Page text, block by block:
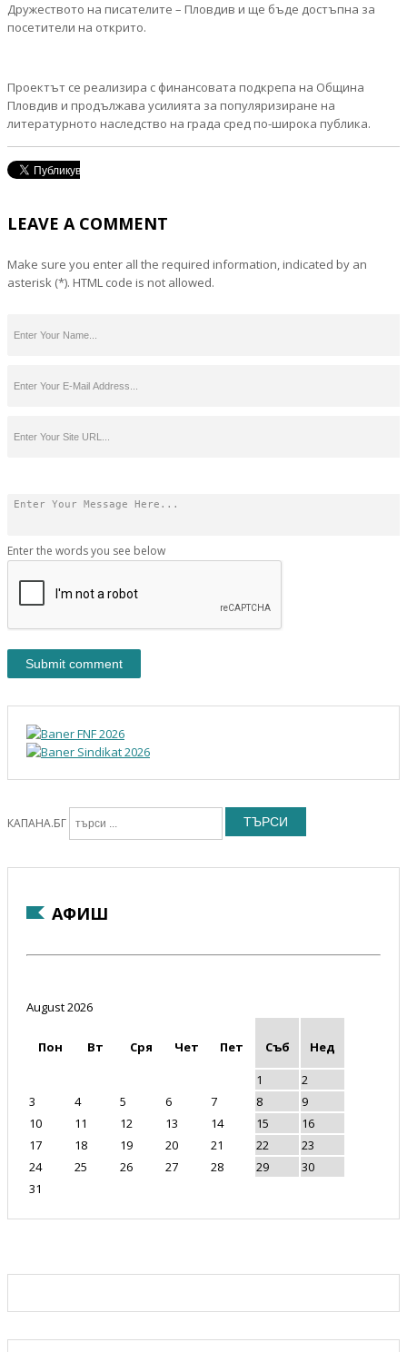
Дружеството на писателите – Пловдив и ще бъде достъпна за
посетители на открито.
Проектът се реализира с финансовата подкрепа на Община
Пловдив и продължава усилията за популяризиране на
литературното наследство на града сред по-широка публика.
LEAVE A COMMENT
Make sure you enter all the required information, indicated by an
asterisk (*). HTML code is not allowed.
Enter the words you see below
КАПАНА.БГ ТЪРСИ
АФИШ
August 2026
Пон Вт Сря Чет Пет Съб
Нед
1
2
3
4 5 6 7 8
9
10
11 12 13 14 15
16
17
18 19 20 21 22
23
24
25 26 27 28 29
30
31